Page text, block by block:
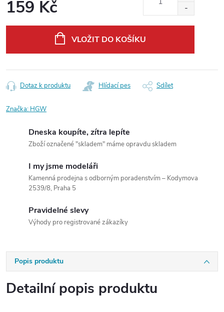
159 Kč
VLOŽIT DO KOŠÍKU
Dotaz k produktu Hlídací pes Sdílet
Značka: HGW
Dneska koupíte, zítra lepíte
Zboží označené "skladem" máme opravdu skladem
I my jsme modeláři
Kamenná prodejna s odborným poradenstvím – Kodymova
2539/8, Praha 5
Pravidelné slevy
Výhody pro registrované zákazíky
Popis produktu
Detailní popis produktu